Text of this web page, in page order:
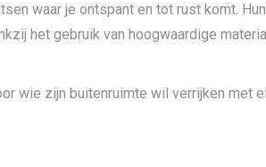
waar je ontspant en tot rust komt.
het gebruik van hoogwaardige
wie zijn buitenruimte wil verrijken met